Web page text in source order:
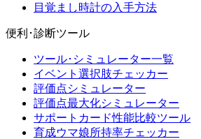
目覚まし時計の入手方法
便利･診断ツール
ツール･シミュレーター一覧
イベント選択肢チェッカー
評価点シミュレーター
評価点最大化シミュレーター
サポートカード性能比較ツール
育成ウマ娘所持率チェッカー